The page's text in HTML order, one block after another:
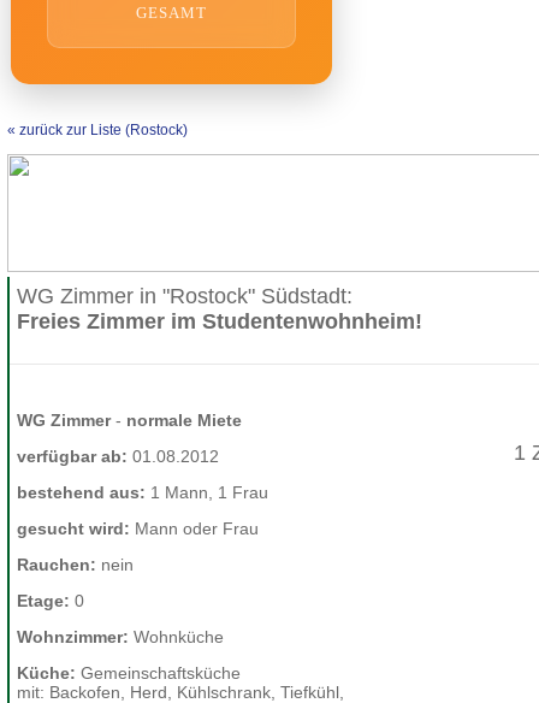
GESAMT
« zurück zur Liste (Rostock)
WG Zimmer in "Rostock" Südstadt:
Freies Zimmer im Studentenwohnheim!
WG Zimmer- normale Miete
verfügbar ab: 01.08.2012
bestehend aus: 1 Mann, 1 Frau
gesucht wird: Mann oder Frau
Rauchen: nein
Etage: 0
Wohnzimmer: Wohnküche
Küche: Gemeinschaftsküche
mit: Backofen, Herd, Kühlschrank, Tiefkühl,
1